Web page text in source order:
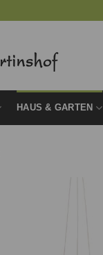
HAUS & GARTEN